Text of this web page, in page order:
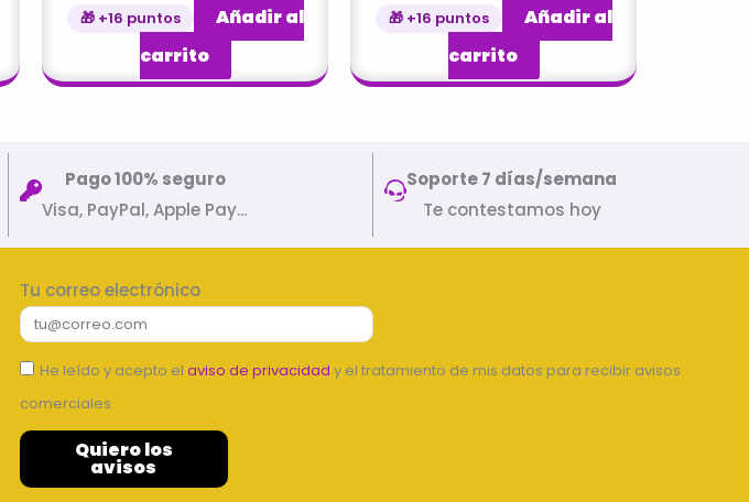
🎁 +16 puntos
Añadir al
carrito
🎁 +16 puntos
Añadir al
carrito
Pago 100% seguro
Visa, PayPal, Apple Pay…
Soporte 7 días/semana
Te contestamos hoy
Tu correo electrónico
He leído y acepto el aviso de privacidad y el tratamiento de mis datos para recibir avisos
comerciales.
Quiero los
avisos